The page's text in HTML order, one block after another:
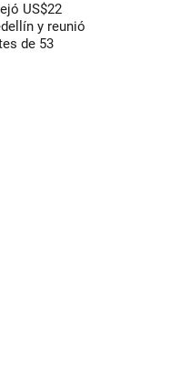
US$22
y reunió
de 53